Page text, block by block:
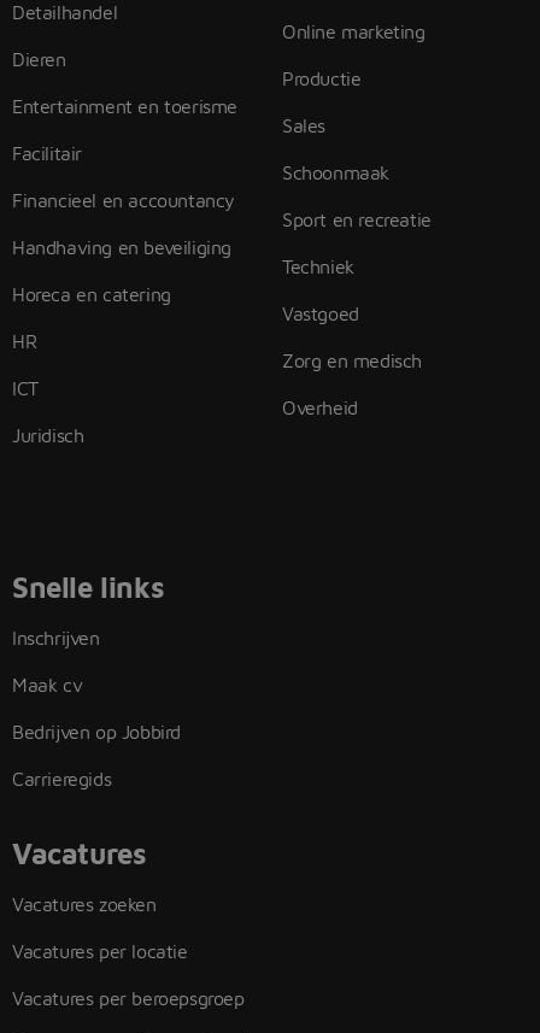
Detailhandel
Dieren
Entertainment en toerisme
Facilitair
Financieel en accountancy
Handhaving en beveiliging
Horeca en catering
HR
ICT
Juridisch
Online marketing
Productie
Sales
Schoonmaak
Sport en recreatie
Techniek
Vastgoed
Zorg en medisch
Overheid
Snelle links
Inschrijven
Maak cv
Bedrijven op Jobbird
Carrieregids
Vacatures
Vacatures zoeken
Vacatures per locatie
Vacatures per beroepsgroep